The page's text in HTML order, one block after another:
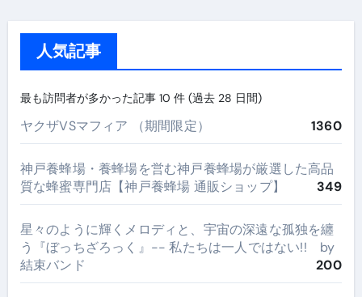
人気記事
最も訪問者が多かった記事 10 件 (過去 28 日間)
ヤクザVSマフィア （期間限定） 1360
神戸養蜂場・養蜂場を営む神戸養蜂場が厳選した高品
質な蜂蜜専門店【神戸養蜂場 通販ショップ】
349
星々のように輝くメロディと、宇宙の深遠な孤独を纏
う『ぼっちざろっく』-- 私たちは一人ではない!! by
結束バンド
200